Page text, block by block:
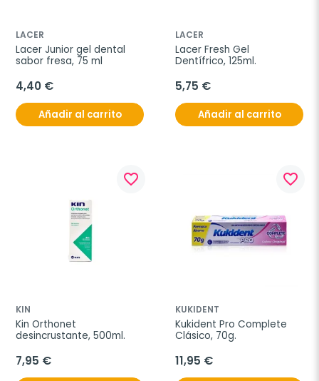
LACER
Lacer Junior gel dental
sabor fresa, 75 ml
4,40 €
Añadir al carrito
LACER
Lacer Fresh Gel
Dentífrico, 125ml.
5,75 €
Añadir al carrito
favorite_border
KIN
Kin Orthonet
desincrustante, 500ml.
7,95 €
favorite_border
KUKIDENT
Kukident Pro Complete
Clásico, 70g.
11,95 €